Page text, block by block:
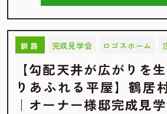
釧路 完成見学会 ロゴスホーム
【勾配天井が広がりを
りあふれる平屋】鶴居
｜オーナー様邸完成見